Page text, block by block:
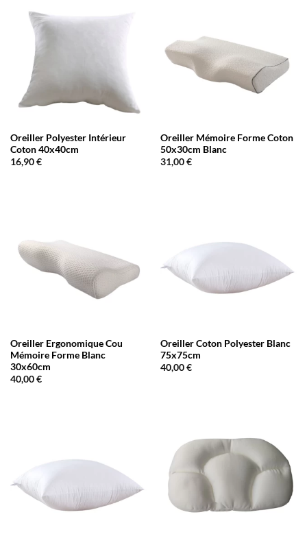
Oreiller Polyester Intérieur
Coton 40x40cm
16,90€
Oreiller Mémoire Forme Coton
50x30cm Blanc
31,00€
Oreiller Ergonomique Cou
Mémoire Forme Blanc
30x60cm
40,00€
Oreiller Coton Polyester Blanc
75x75cm
40,00€